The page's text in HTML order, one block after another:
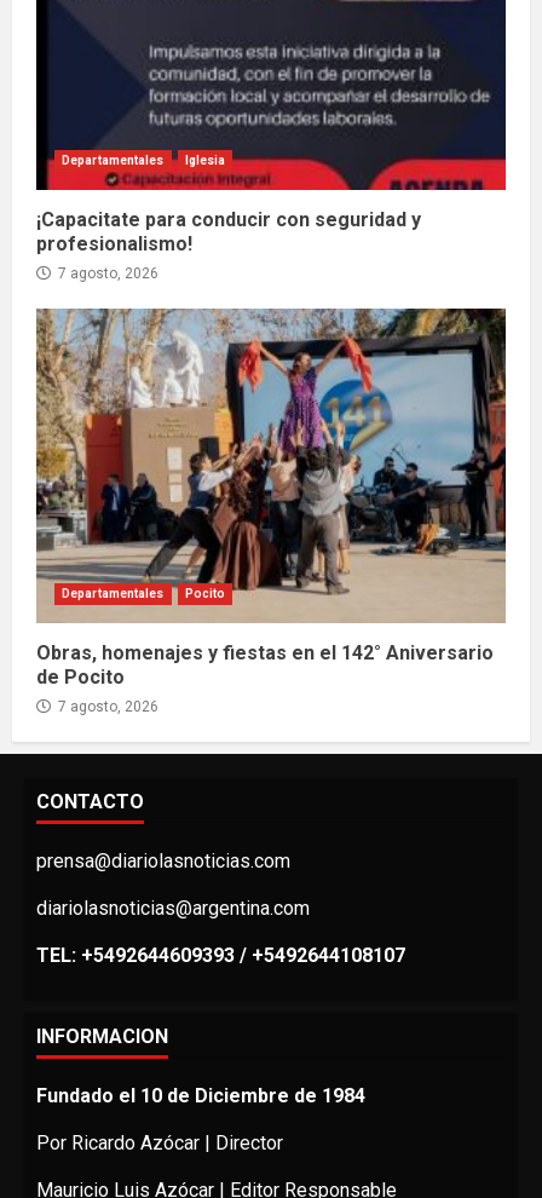
Departamentales Iglesia
¡Capacitate para conducir con seguridad y
profesionalismo!
7 agosto, 2026
Departamentales Pocito
Obras, homenajes y fiestas en el 142° Aniversario
de Pocito
7 agosto, 2026
CONTACTO
prensa@diariolasnoticias.com
diariolasnoticias@argentina.com
TEL: +5492644609393 / +5492644108107
INFORMACION
Fundado el 10 de Diciembre de 1984
Por Ricardo Azócar | Director
Mauricio Luis Azócar | Editor Responsable